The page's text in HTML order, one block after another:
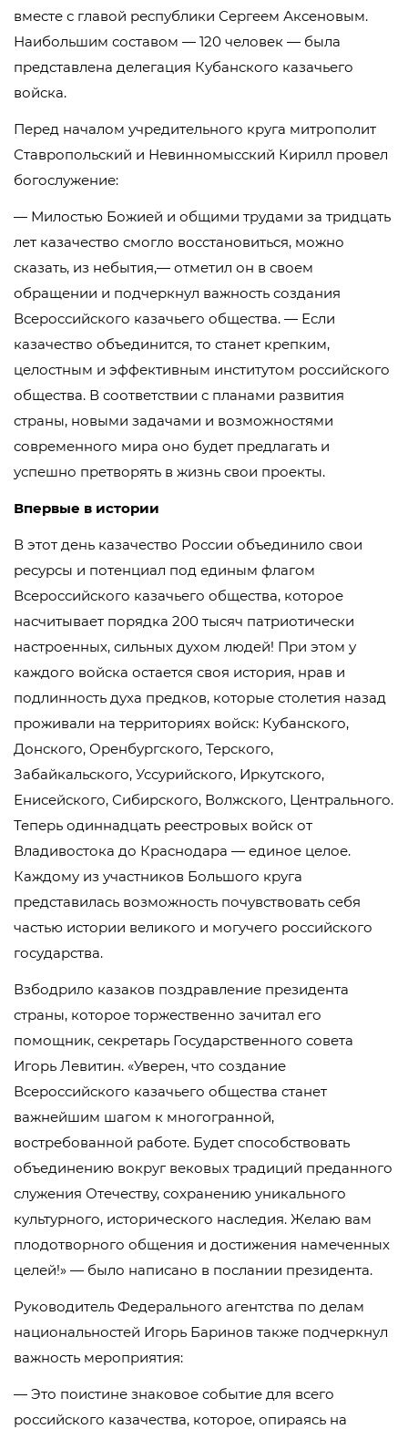
вместе с главой республики Сергеем Аксеновым.
Наибольшим составом — 120 человек — была
представлена делегация Кубанского казачьего
войска.
Перед началом учредительного круга митрополит
Ставропольский и Невинномысский Кирилл провел
богослужение:
— Милостью Божией и общими трудами за тридцать
лет казачество смогло восстановиться, можно
сказать, из небытия,— отметил он в своем
обращении и подчеркнул важность создания
Всероссийского казачьего общества. — Если
казачество объединится, то станет крепким,
целостным и эффективным институтом российского
общества. В соответствии с планами развития
страны, новыми задачами и возможностями
современного мира оно будет предлагать и
успешно претворять в жизнь свои проекты.
Впервые в истории
В этот день казачество России объединило свои
ресурсы и потенциал под единым флагом
Всероссийского казачьего общества, которое
насчитывает порядка 200 тысяч патриотически
настроенных, сильных духом людей! При этом у
каждого войска остается своя история, нрав и
подлинность духа предков, которые столетия назад
проживали на территориях войск: Кубанского,
Донского, Оренбургского, Терского,
Забайкальского, Уссурийского, Иркутского,
Енисейского, Сибирского, Волжского, Центрального.
Теперь одиннадцать реестровых войск от
Владивостока до Краснодара — единое целое.
Каждому из участников Большого круга
представилась возможность почувствовать себя
частью истории великого и могучего российского
государства.
Взбодрило казаков поздравление президента
страны, которое торжественно зачитал его
помощник, секретарь Государственного совета
Игорь Левитин. «Уверен, что создание
Всероссийского казачьего общества станет
важнейшим шагом к многогранной,
востребованной работе. Будет способствовать
объединению вокруг вековых традиций преданного
служения Отечеству, сохранению уникального
культурного, исторического наследия. Желаю вам
плодотворного общения и достижения намеченных
целей!» — было написано в послании президента.
Руководитель Федерального агентства по делам
национальностей Игорь Баринов также подчеркнул
важность мероприятия:
— Это поистине знаковое событие для всего
российского казачества, которое, опираясь на